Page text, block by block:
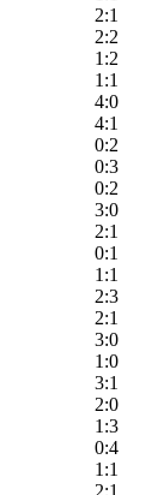
2:1
2:2
1:2
1:1
4:0
4:1
0:2
0:3
0:2
3:0
2:1
0:1
1:1
2:3
2:1
3:0
1:0
3:1
2:0
1:3
0:4
1:1